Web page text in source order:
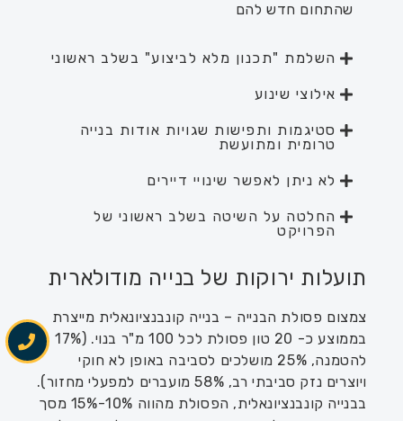
שהתחום חדש להם
השלמת "תכנון מלא לביצוע" בשלב ראשוני
אילוצי שינוע
סטיגמות ותפישות שגויות אודות בנייה
טרומית ומתועשת
לא ניתן לאפשר שינויי דיירים
החלטה על השיטה בשלב ראשוני של
הפרויקט
תועלות ירוקות של בנייה מודולארית
צמצום פסולת הבנייה – בנייה קונבנציונאלית מייצרת
בממוצע כ- 20 טון פסולת לכל 100 מ"ר בנוי. (17%
להטמנה, 25% מושלכים לסביבה באופן לא חוקי
ויוצרים נזק סביבתי רב, 58% מועברים למפעלי מחזור).
בבנייה קונבנציונאלית, הפסולת מהווה 10%-15% מסך